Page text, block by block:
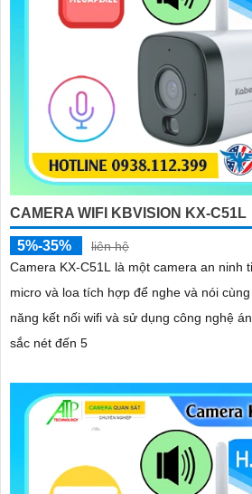
CAMERA WIFI KBVISION KX-C51L
5%-35%
liên hệ
Camera KX-C51L là một camera an ninh
micro và loa tích hợp để nghe và nói cùng một lúc.
năng kết nối wifi và sử dụng công nghệ
sắc nét đến 5